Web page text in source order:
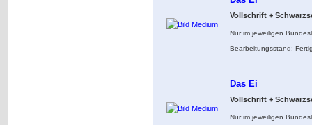
Vollschrift +
Nur im jeweiligen
Bearbeitungsstand:
Das Ei
Vollschrift +
Nur im jeweiligen